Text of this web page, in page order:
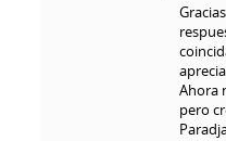
Ahora
pero